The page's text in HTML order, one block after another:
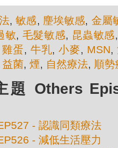
,敏感, 麈埃敏感, 金屬
敏, 毛髮敏感, 昆蟲敏感
雞蛋, 牛乳,小麥, MSN,
益菌, 煙, 自然療法, 順勢
題 Others
- 認識同類療法
- 減低生活壓力